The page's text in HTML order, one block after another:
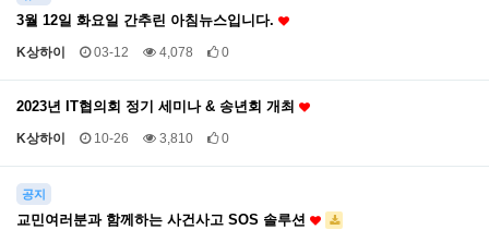
3월 12일 화요일 간추린 아침뉴스입니다.
K상하이 03-12 4,078 0
2023년 IT협의회 정기 세미나 & 송년회 개최
K상하이 10-26 3,810 0
공지
교민여러분과 함께하는 사건사고 SOS 솔루션